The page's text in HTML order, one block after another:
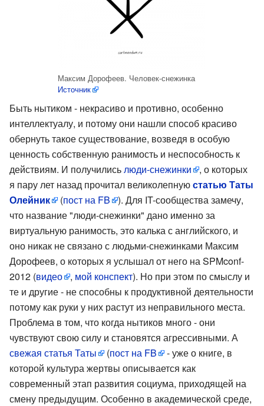
Максим Дорофеев. Человек-снежинка
Источник
Быть нытиком - некрасиво и противно, особенно
интеллектуалу, и потому они нашли способ красиво
обернуть такое существование, возведя в особую
ценность собственную ранимость и неспособность к
действиям. И получилисьлюди-снежинки
, о которых
я пару лет назад прочитал великолепнуюстатью Таты
Олейник
(пост на FB
). Для IT-сообщества замечу,
что название "люди-снежинки" дано именно за
виртуальную ранимость, это калька с английского, и
оно никак не связано с людьми-снежинками Максим
Дорофеев, о которых я услышал от него на SPMconf-
2012 (видео , мой конспект). Но при этом по смыслу и
те и другие - не способны к продуктивной деятельности
потому как руки у них растут из неправильного места.
Проблема в том, что когда нытиков много - они
чувствуют свою силу и становятся агрессивными. А
свежая статья Таты
(пост на FB
- уже о книге, в
которой культура жертвы описывается как
современный этап развития социума, приходящей на
смену предыдущим. Особенно в академической среде,